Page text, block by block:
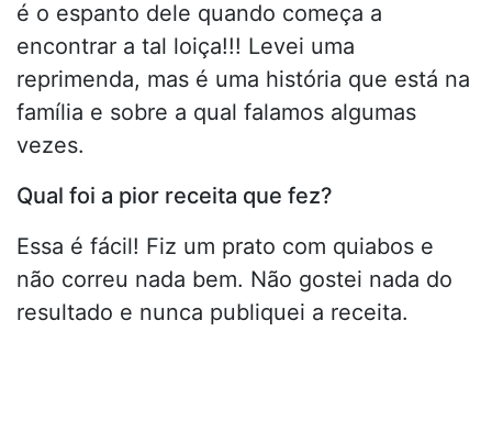
é o espanto dele quando começa a
encontrar a tal loiça!!! Levei uma
reprimenda, mas é uma história que está na
família e sobre a qual falamos algumas
vezes.
Qual foi a pior receita que fez?
Essa é fácil! Fiz um prato com quiabos e
não correu nada bem. Não gostei nada do
resultado e nunca publiquei a receita.